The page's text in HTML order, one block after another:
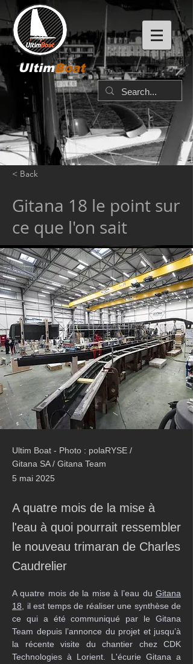
UltimBoat
< Back
Gitana 18 le point sur
ce que l'on sait
Ultim Boat - Photo : polaRYSE /
Gitana SA / Gitana Team
5 mai 2025
A quatre mois de la mise à
l'eau à quoi pourrait ressembler
le nouveau trimaran de Charles
Caudrelier
A quatre mois de la mise à l’eau du Gitana
18 , il est temps de réaliser une synthèse de
ce qui a été communiqué par le Gitana
Team depuis l’annonce du projet et jusqu’à
la récente visite du chantier chez CDK
Technologies à Lorient. L'écurie Gitana a